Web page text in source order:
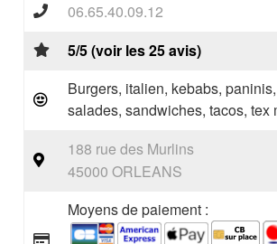
06.65.40.09.12
5/5 (voir les 25 avis)
Burgers, italien, kebabs,
salades, sandwiches, tacos, tex
188 rue des Murlins
45000 ORLEANS
Moyens de paiement :